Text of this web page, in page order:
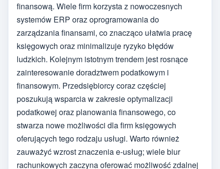
finansową. Wiele firm korzysta z nowoczesnych
systemów ERP oraz oprogramowania do
zarządzania finansami, co znacząco ułatwia pracę
księgowych oraz minimalizuje ryzyko błędów
ludzkich. Kolejnym istotnym trendem jest rosnące
zainteresowanie doradztwem podatkowym i
finansowym. Przedsiębiorcy coraz częściej
poszukują wsparcia w zakresie optymalizacji
podatkowej oraz planowania finansowego, co
stwarza nowe możliwości dla firm księgowych
oferujących tego rodzaju usługi. Warto również
zauważyć wzrost znaczenia e-usług; wiele biur
rachunkowych zaczyna oferować możliwość zdalnej